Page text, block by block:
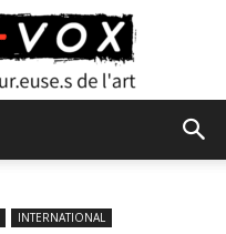
INTERNATIONAL